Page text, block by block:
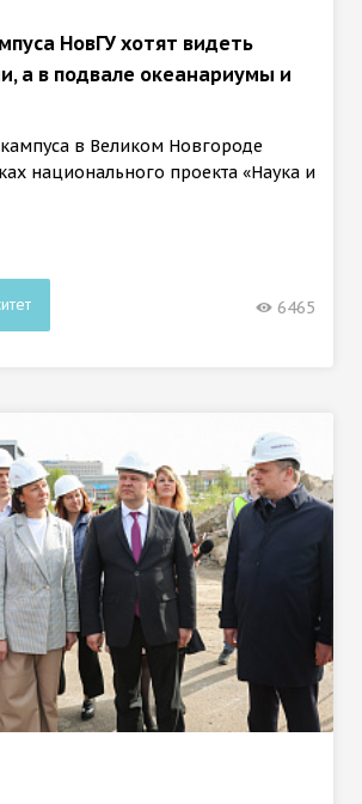
НовГУ хотят видеть
а в подвале океанариумы и
кампуса в Великом Новгороде
национального проекта «Наука и
6465